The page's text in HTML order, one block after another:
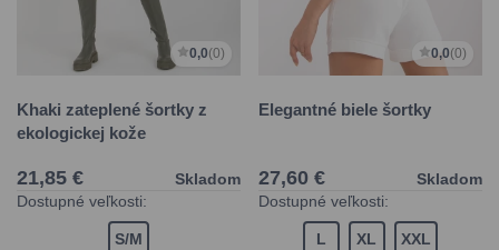
0,0(0)
Khaki zateplené šortky z
ekologickej kože
21,85 €
Skladom
Dostupné veľkosti:
S/M
0,0(0)
Elegantné biele šortky
27,60 €
Skladom
Dostupné veľkosti:
L XL XXL